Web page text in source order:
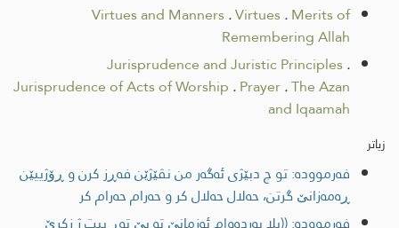
Virtues and Manners.Virtues.Merits of
Remembering Allah
Jurisprudence and Juristic Principles.
Jurisprudence of Acts of Worship .Prayer.The Azan
and Iqaamah
زیاتر
فەرموودە: تو چ دبێژی ئەگەر من نڤێژێن فەڕز کرن و ڕۆژییێن
ڕەمەزانێ گرتن، حەلال حەلال کر و حەرام حەرام کر